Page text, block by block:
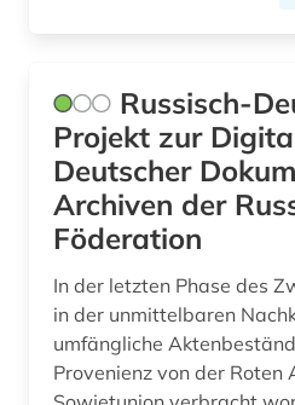
Russisch-
Projekt zur
Deutscher
Archiven der
Föderation
In der letzten Phase des
in der unmittelbaren
umfängliche
Provenienz von der Roten